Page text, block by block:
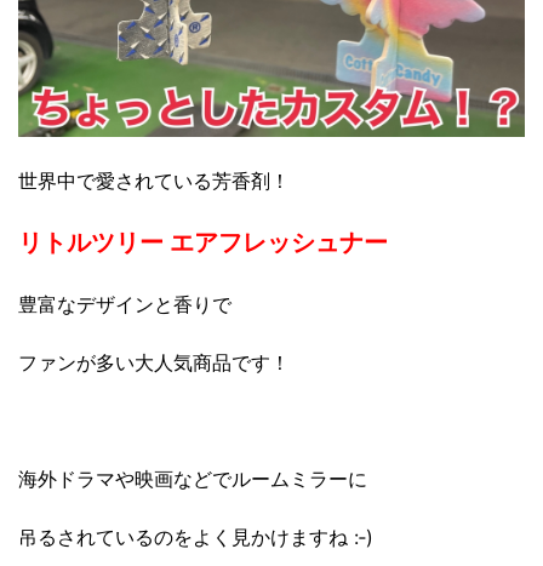
世界中で愛されている芳香剤！
リトルツリー エアフレッシュナー
豊富なデザインと香りで
ファンが多い大人気商品です！
海外ドラマや映画などでルームミラーに
吊るされているのをよく見かけますね :‑)